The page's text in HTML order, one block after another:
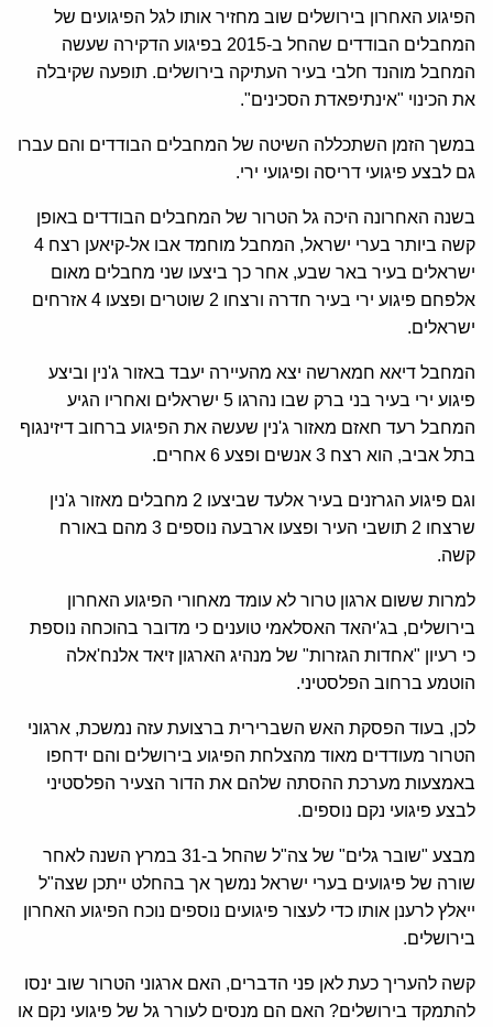
הפיגוע האחרון בירושלים שוב מחזיר אותו לגל הפיגועים של
המחבלים הבודדים שהחל ב-2015 בפיגוע הדקירה שעשה
המחבל מוהנד חלבי בעיר העתיקה בירושלים. תופעה שקיבלה
את הכינוי "אינתיפאדת הסכינים".
במשך הזמן השתכללה השיטה של המחבלים הבודדים והם עברו
גם לבצע פיגועי דריסה ופיגועי ירי.
בשנה האחרונה היכה גל הטרור של המחבלים הבודדים באופן
קשה ביותר בערי ישראל, המחבל מוחמד אבו אל-קיאען רצח 4
ישראלים בעיר באר שבע, אחר כך ביצעו שני מחבלים מאום
אלפחם פיגוע ירי בעיר חדרה ורצחו 2 שוטרים ופצעו 4 אזרחים
ישראלים.
המחבל דיאא חמארשה יצא מהעיירה יעבד באזור ג'נין וביצע
פיגוע ירי בעיר בני ברק שבו נהרגו 5 ישראלים ואחריו הגיע
המחבל רעד חאזם מאזור ג'נין שעשה את הפיגוע ברחוב דיזינגוף
בתל אביב, הוא רצח 3 אנשים ופצע 6 אחרים.
וגם פיגוע הגרזנים בעיר אלעד שביצעו 2 מחבלים מאזור ג'נין
שרצחו 2 תושבי העיר ופצעו ארבעה נוספים 3 מהם באורח
קשה.
למרות ששום ארגון טרור לא עומד מאחורי הפיגוע האחרון
בירושלים, בג'יהאד האסלאמי טוענים כי מדובר בהוכחה נוספת
כי רעיון "אחדות הגזרות" של מנהיג הארגון זיאד אלנח'אלה
הוטמע ברחוב הפלסטיני.
לכן, בעוד הפסקת האש השברירית ברצועת עזה נמשכת, ארגוני
הטרור מעודדים מאוד מהצלחת הפיגוע בירושלים והם ידחפו
באמצעות מערכת ההסתה שלהם את הדור הצעיר הפלסטיני
לבצע פיגועי נקם נוספים.
מבצע "שובר גלים" של צה"ל שהחל ב-31 במרץ השנה לאחר
שורה של פיגועים בערי ישראל נמשך אך בהחלט ייתכן שצה"ל
ייאלץ לרענן אותו כדי לעצור פיגועים נוספים נוכח הפיגוע האחרון
בירושלים.
קשה להעריך כעת לאן פני הדברים, האם ארגוני הטרור שוב ינסו
להתמקד בירושלים? האם הם מנסים לעורר גל של פיגועי נקם או